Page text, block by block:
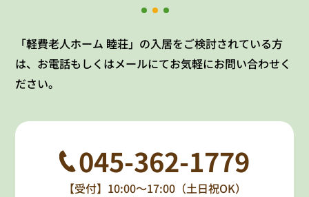
「軽費老人ホーム 睦荘」の入居をご検討されている方
は、お電話もしくはメールにてお気軽にお問い合わせく
ださい。
045-362-1779
【受付】10:00～17:00（土日祝OK）